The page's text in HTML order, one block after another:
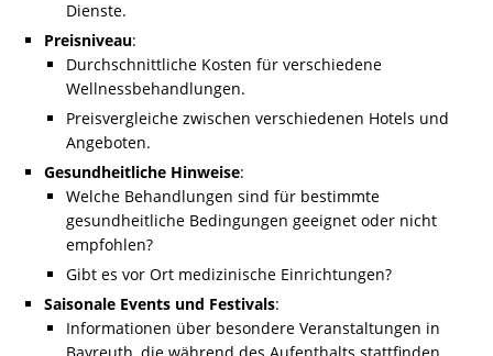
Dienste.
Preisniveau:
Durchschnittliche Kosten für verschiedene
Wellnessbehandlungen.
Preisvergleiche zwischen verschiedenen Hotels und
Angeboten.
Gesundheitliche Hinweise:
Welche Behandlungen sind für bestimmte
gesundheitliche Bedingungen geeignet oder nicht
empfohlen?
Gibt es vor Ort medizinische Einrichtungen?
Saisonale Events und Festivals:
Informationen über besondere Veranstaltungen in